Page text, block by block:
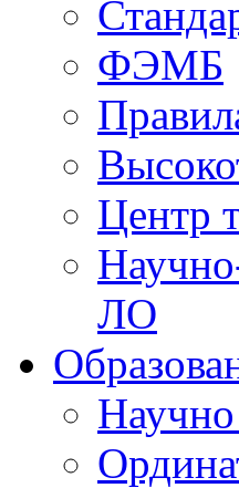
ФЭМБ
Центр
ЛО
Научно